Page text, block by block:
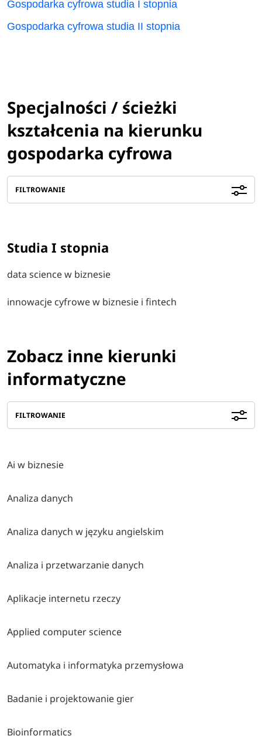
Gospodarka cyfrowa studia I stopnia
Gospodarka cyfrowa studia II stopnia
Specjalności / ścieżki
kształcenia na kierunku
gospodarka cyfrowa
FILTROWANIE
Studia I stopnia
data science w biznesie
innowacje cyfrowe w biznesie i fintech
Zobacz inne kierunki
informatyczne
FILTROWANIE
Ai w biznesie
Analiza danych
Analiza danych w języku angielskim
Analiza i przetwarzanie danych
Aplikacje internetu rzeczy
Applied computer science
Automatyka i informatyka przemysłowa
Badanie i projektowanie gier
Bioinformatics